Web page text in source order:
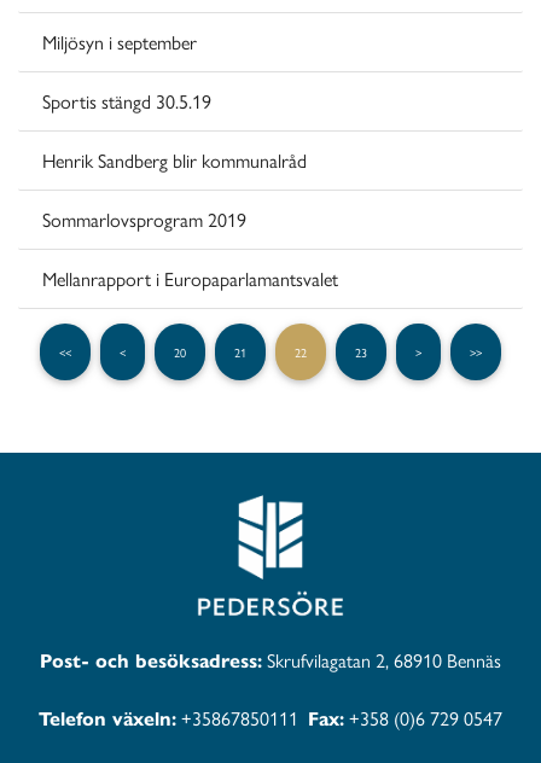
Miljösyn i september
Sportis stängd 30.5.19
Henrik Sandberg blir kommunalråd
Sommarlovsprogram 2019
Mellanrapport i Europaparlamantsvalet
<< < 20 21 22 23 > >>
Post- och besöksadress:Skrufvilagatan 2, 68910 Bennäs
Telefon växeln:+35867850111 Fax:+358 (0)6 729 0547